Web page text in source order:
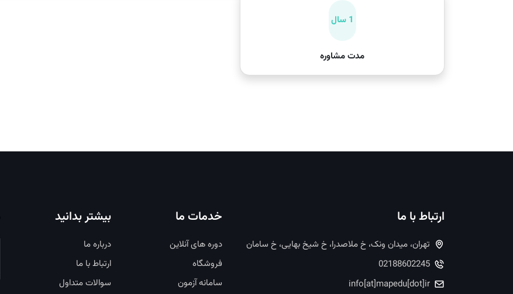
1 سال
مدت مشاوره
ارتباط با ما
تهران، میدان ونک، خ ملاصدرا، خ شیخ بهایی، خ سامان
02188602245
info[at]mapedu[dot]ir
خدمات ما
دوره های آنلاین
فروشگاه
سامانه آزمون
بیشتر بدانید
درباره ما
ارتباط با ما
سوالات متداول